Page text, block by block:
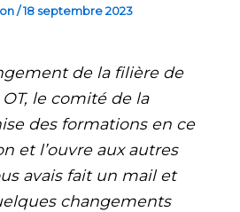
/18 septembre 2023
de la filière de
le comité de la
des formations en ce
et l’ouvre aux autres
avais fait un mail et
changements